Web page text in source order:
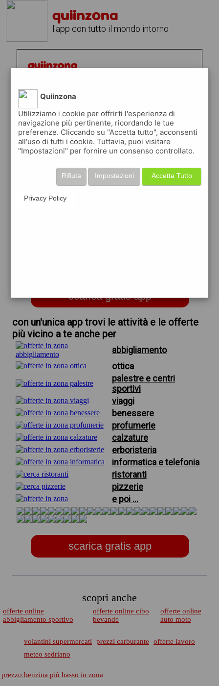
quiinzona
l'app con tutto il mondo intorno
scarica gratis app
con un'unica app trovi le attività e le offerte
più vicino a te anche per
abbigliamento
ottica
palestre e centri
sportivi
viaggi
benessere
profumerie
calzature
erboristeria
informatica e telefonia
ristoranti
pizzerie
e poi ...
scarica gratis app
scopri anche
offerte online
abbigliamento sportivo
offerte online cibo
bevande
offerte online
auto moto
volantini supermercati prezzi carburante
offerte lavoro
meteo sedriano
prezzo benzina più basso in zona
Quiinzona
Utilizziamo i cookie per offrirti l'esperienza di
navigazione più pertinente, ricordando le tue
preferenze. Cliccando su "Accetta tutto", acconsenti
all'uso di tutti i cookie. Tuttavia, puoi visitare
"Impostazioni" per fornire un consenso controllato.
Accetta Tutto
Impostazioni
Rifiuta
Privacy Policy